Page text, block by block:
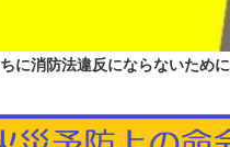
に消防法違反にならないために